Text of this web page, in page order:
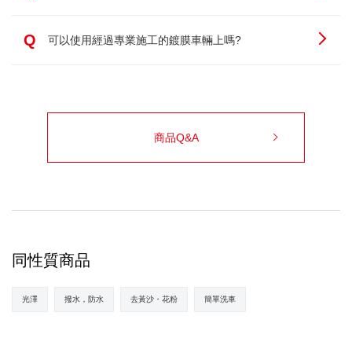
Q 可以使用經過專業施工的鍍膜車輛上嗎?
商品Q&A
同性質商品
光澤 撥水，防水 去黃沙・花粉 簡單洗車